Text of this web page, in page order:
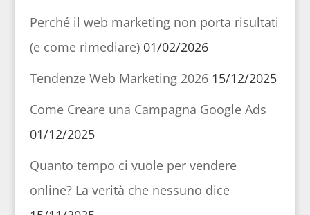
Perché il web marketing non porta risultati
(e come rimediare) 01/02/2026
Tendenze Web Marketing 2026 15/12/2025
Come Creare una Campagna Google Ads
01/12/2025
Quanto tempo ci vuole per vendere
online? La verità che nessuno dice